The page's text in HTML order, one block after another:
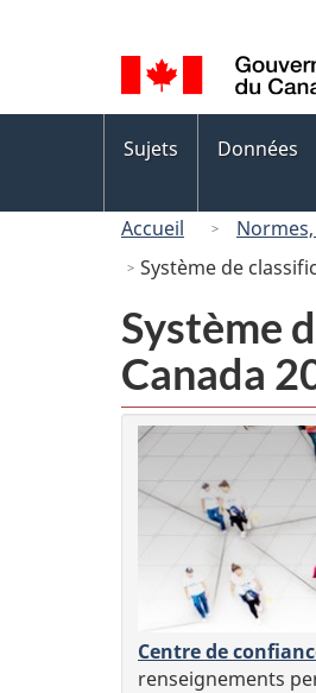
de
la
langue
des
Sujets Données
Accueil
Système de
Système
Canada
Centre de
renseignements